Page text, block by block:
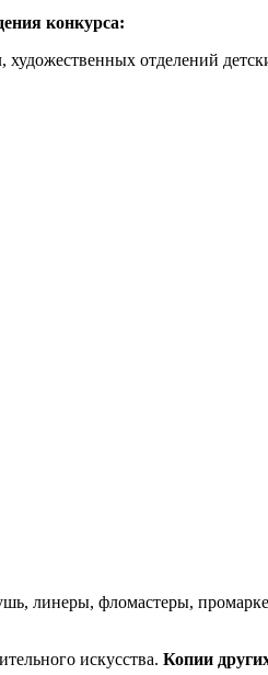
конкурса:
отделений
линеры, фломастеры,
искусства. Копии